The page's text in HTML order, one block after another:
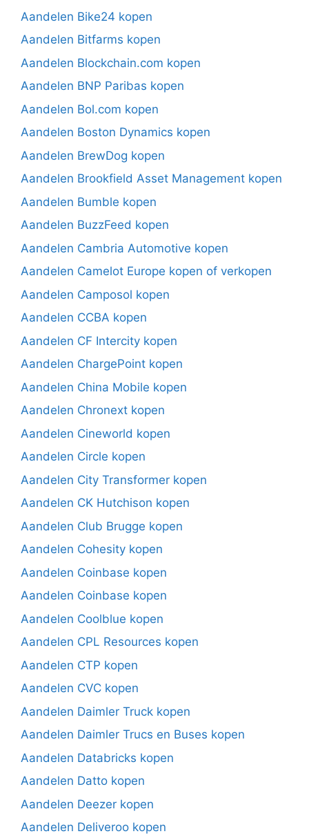
Aandelen Bike24 kopen
Aandelen Bitfarms kopen
Aandelen Blockchain.com kopen
Aandelen BNP Paribas kopen
Aandelen Bol.com kopen
Aandelen Boston Dynamics kopen
Aandelen BrewDog kopen
Aandelen Brookfield Asset Management kopen
Aandelen Bumble kopen
Aandelen BuzzFeed kopen
Aandelen Cambria Automotive kopen
Aandelen Camelot Europe kopen of verkopen
Aandelen Camposol kopen
Aandelen CCBA kopen
Aandelen CF Intercity kopen
Aandelen ChargePoint kopen
Aandelen China Mobile kopen
Aandelen Chronext kopen
Aandelen Cineworld kopen
Aandelen Circle kopen
Aandelen City Transformer kopen
Aandelen CK Hutchison kopen
Aandelen Club Brugge kopen
Aandelen Cohesity kopen
Aandelen Coinbase kopen
Aandelen Coinbase kopen
Aandelen Coolblue kopen
Aandelen CPL Resources kopen
Aandelen CTP kopen
Aandelen CVC kopen
Aandelen Daimler Truck kopen
Aandelen Daimler Trucs en Buses kopen
Aandelen Databricks kopen
Aandelen Datto kopen
Aandelen Deezer kopen
Aandelen Deliveroo kopen